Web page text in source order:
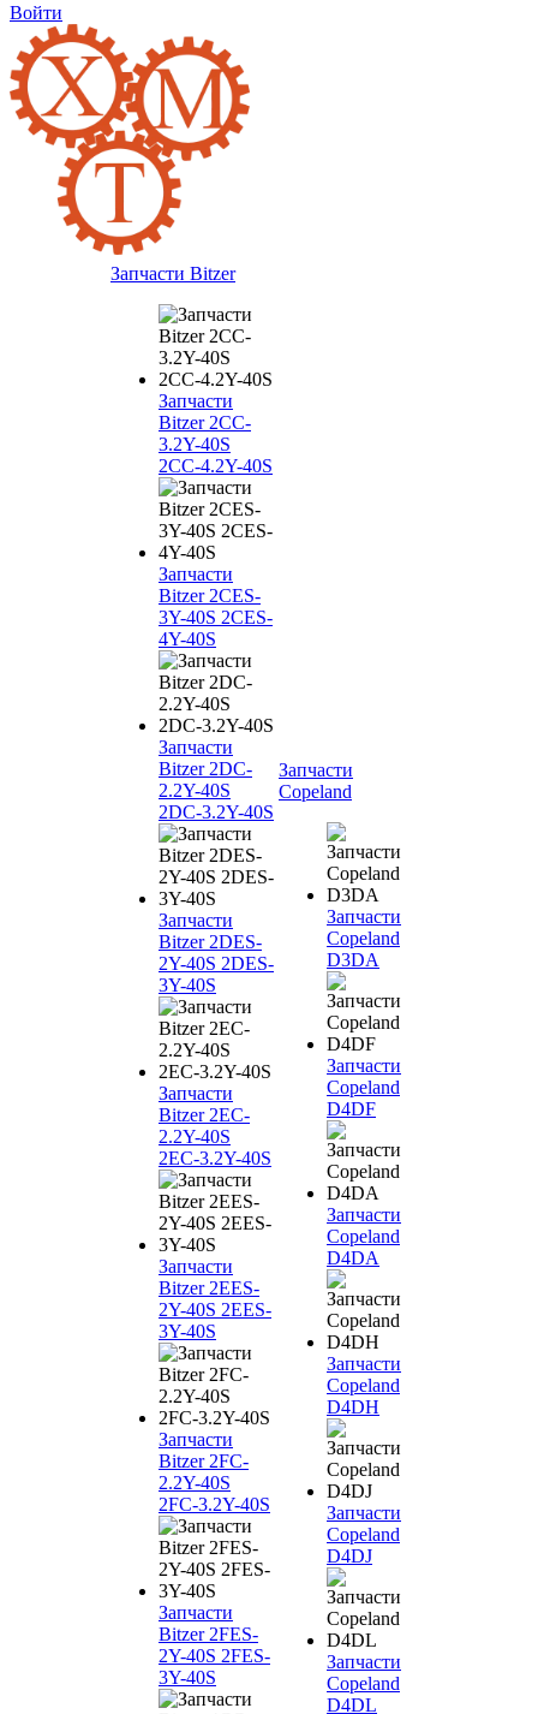
Войти
Запчасти Bitzer
Запчасти
Bitzer 2CC-
3.2Y-40S
2CC-4.2Y-40S
Запчасти
Bitzer 2CES-
3Y-40S 2CES-
4Y-40S
Запчасти
Bitzer 2DC-
2.2Y-40S
2DC-3.2Y-40S
Запчасти
Bitzer 2DES-
2Y-40S 2DES-
3Y-40S
Запчасти
Bitzer 2EC-
2.2Y-40S
2EC-3.2Y-40S
Запчасти
Bitzer 2EES-
2Y-40S 2EES-
3Y-40S
Запчасти
Bitzer 2FC-
2.2Y-40S
2FC-3.2Y-40S
Запчасти
Bitzer 2FES-
2Y-40S 2FES-
3Y-40S
Запчасти
Copeland
Запчасти
Copeland
D3DA
Запчасти
Copeland
D4DF
Запчасти
Copeland
D4DA
Запчасти
Copeland
D4DH
Запчасти
Copeland
D4DJ
Запчасти
Copeland
D4DL